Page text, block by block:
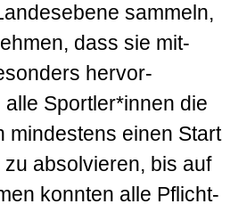
sammeln,
dass sie mit­
hervor­
Sportler*innen die
mindestens einen Start
absolvieren, bis auf
konnten alle Pflicht­